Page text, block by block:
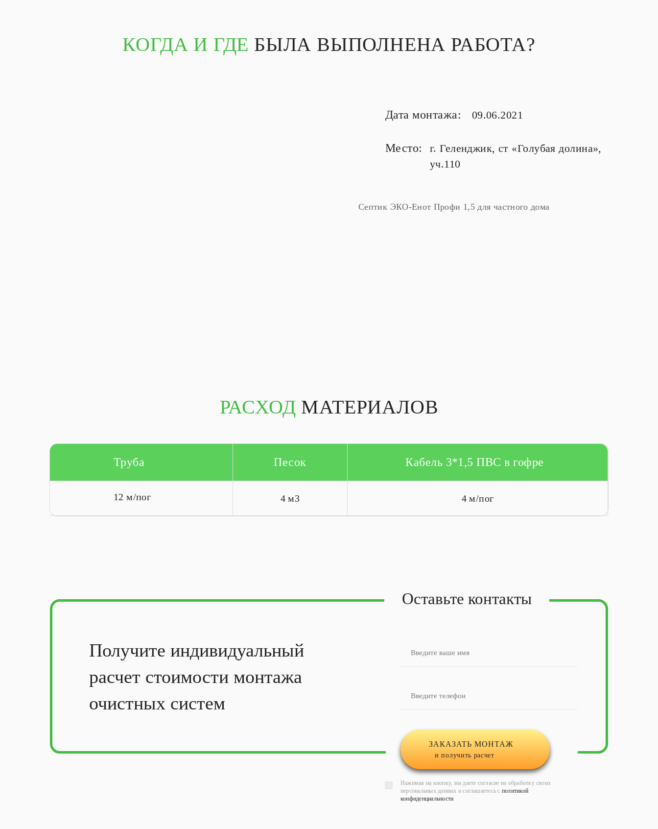
КОГДА И ГДЕ БЫЛА ВЫПОЛНЕНА РАБОТА?
Дата монтажа: 09.06.2021
Место:
г. Геленджик, ст «Голубая долина»,
уч.110
Септик ЭКО-Енот Профи 1,5 для частного дома
РАСХОД МАТЕРИАЛОВ
Труба
12 м/пог
Песок
4 м3
Кабель 3*1,5 ПВС в гофре
4 м/пог
Получите индивидуальный
расчет стоимости монтажа
очистных систем
Оставьте контакты
ЗАКАЗАТЬ МОНТАЖ
и получить расчет
Нажимая на кнопку, вы даете согласие на обработку своих
персональных данных и соглашаетесь с политикой
конфиденциальности